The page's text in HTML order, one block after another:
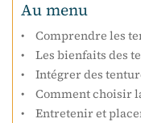
Au menu
Comprendre les
Les bienfaits des
Intégrer des
Comment choisir
Entretenir et